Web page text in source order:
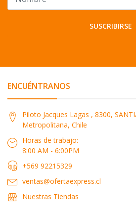
SUSCRIBIRSE
ENCUÉNTRANOS
Piloto Jacques Lagas , 8300,
Metropolitana, Chile
Horas de trabajo:
8:00 AM - 6:00PM
+569 92215329
ventas@ofertaexpress.cl
Nuestras Tiendas